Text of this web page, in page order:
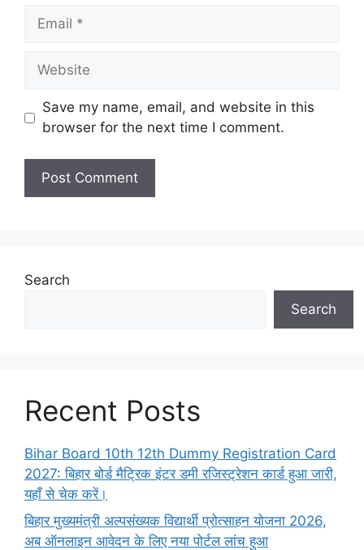
Email
Website
Save my name, email, and website in this
browser for the next time I comment.
Search
Search
Recent Posts
Bihar Board 10th 12th Dummy Registration Card
2027: बिहार बोर्ड मैट्रिक इंटर डमी रजिस्ट्रेशन कार्ड हुआ जारी,
यहाँ से चेक करें।
बिहार मुख्यमंत्री अल्पसंख्यक विद्यार्थी प्रोत्साहन योजना 2026,
अब ऑनलाइन आवेदन के लिए नया पोर्टल लांच हुआ